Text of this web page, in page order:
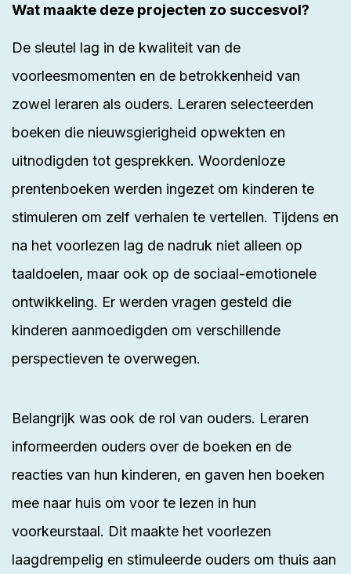
Wat maakte deze projecten zo succesvol?
De sleutel lag in de kwaliteit van de
voorleesmomenten en de betrokkenheid van
zowel leraren als ouders. Leraren selecteerden
boeken die nieuwsgierigheid opwekten en
uitnodigden tot gesprekken. Woordenloze
prentenboeken werden ingezet om kinderen te
stimuleren om zelf verhalen te vertellen. Tijdens en
na het voorlezen lag de nadruk niet alleen op
taaldoelen, maar ook op de sociaal-emotionele
ontwikkeling. Er werden vragen gesteld die
kinderen aanmoedigden om verschillende
perspectieven te overwegen.
Belangrijk was ook de rol van ouders. Leraren
informeerden ouders over de boeken en de
reacties van hun kinderen, en gaven hen boeken
mee naar huis om voor te lezen in hun
voorkeurstaal. Dit maakte het voorlezen
laagdrempelig en stimuleerde ouders om thuis aan